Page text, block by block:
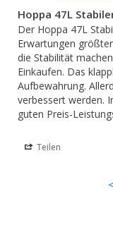
Hoppa 47L
Der Hoppa 47L
Erwartungen
die Stabilität
Einkaufen. Das
Aufbewahrung.
verbessert werden.
guten Preis-
Teilen